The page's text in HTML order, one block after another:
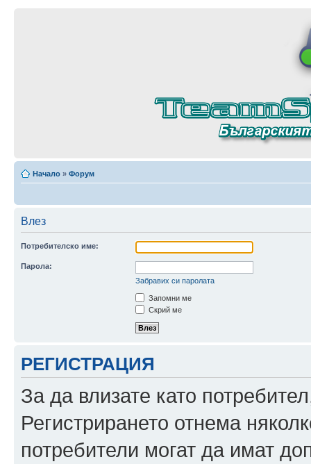
Начало » Форум
Влез
Потребителско име:
Парола:
Забравих си паролата
Запомни ме
Скрий ме
РЕГИСТРАЦИЯ
За да влизате като
Регистрирането отнема
потребители могат да имат